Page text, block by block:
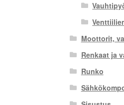
Moottorit,
Renkaat ja
Runko